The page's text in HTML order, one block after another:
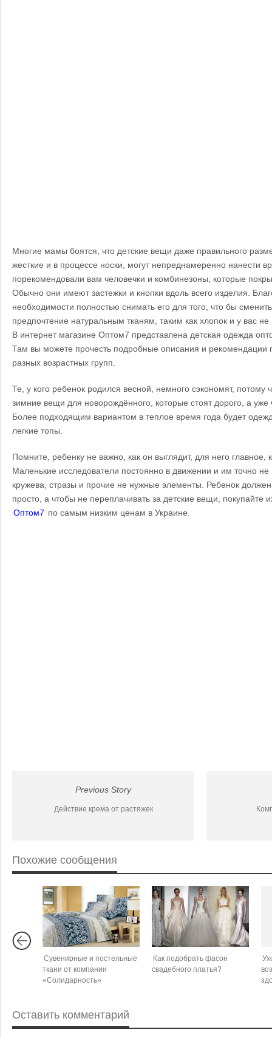
Многие мамы боятся, что детские вещи даже правильного
жесткие и в процессе носки, могут непреднамеренно нанести
порекомендовали вам человечки и комбинезоны, которые
Обычно они имеют застежки и кнопки вдоль всего изделия.
необходимости полностью снимать его для того, что бы
предпочтение натуральным тканям, таким как хлопок и у вас
В интернет магазине Оптом7 представлена детская одежда
Там вы можете прочесть подробные описания и рекомендации
разных возрастных групп.
Те, у кого ребенок родился весной, немного сэкономят, потому
зимние вещи для новорождённого, которые стоят дорого, а уже
Более подходящим вариантом в теплое время года будет
легкие топы.
Помните, ребенку не важно, как он выглядит, для него главное,
Маленькие исследователи постоянно в движении и им точно не
кружева, стразы и прочие не нужные элементы. Ребенок
просто, а чтобы не переплачивать за детские вещи, покупайте
Оптом7 по самым низким ценам в Украине.
Previous Story
Действие крема от растяжек
Похожие сообщения
Сувенирные и постельные
ткани от компании
«Солидарность»
Как подобрать фасон
свадебного платья?
Оставить комментарий